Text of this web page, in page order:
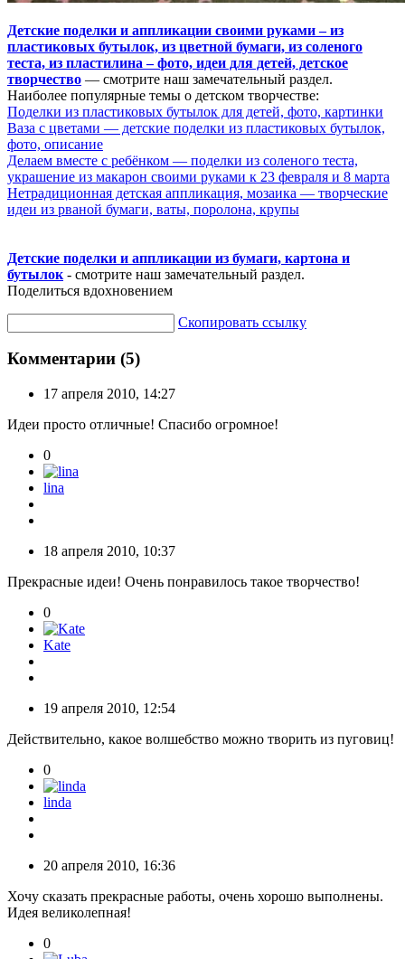
Детские поделки и аппликации своими руками – из
пластиковых бутылок, из цветной бумаги, из соленого
теста, из пластилина – фото, идеи для детей, детское
творчество — смотрите наш замечательный раздел.
Наиболее популярные темы о детском творчестве:
Поделки из пластиковых бутылок для детей, фото, картинки
Ваза с цветами — детские поделки из пластиковых бутылок,
фото, описание
Делаем вместе с ребёнком — поделки из соленого теста,
украшение из макарон своими руками к 23 февраля и 8 марта
Нетрадиционная детская аппликация, мозаика — творческие
идеи из рваной бумаги, ваты, поролона, крупы
Детские поделки и аппликации из бумаги, картона и
бутылок - смотрите наш замечательный раздел.
Поделиться вдохновением
Скопировать ссылку
Комментарии (5)
17 апреля 2010, 14:27
Идеи просто отличные! Спасибо огромное!
0
lina
18 апреля 2010, 10:37
Прекрасные идеи! Очень понравилось такое творчество!
0
Kate
19 апреля 2010, 12:54
Действительно, какое волшебство можно творить из пуговиц!
0
linda
20 апреля 2010, 16:36
Хочу сказать прекрасные работы, очень хорошо выполнены.
Идея великолепная!
0